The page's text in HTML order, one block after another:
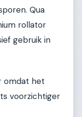
Qua
rollator
gebruik in
omdat het
voorzichtiger